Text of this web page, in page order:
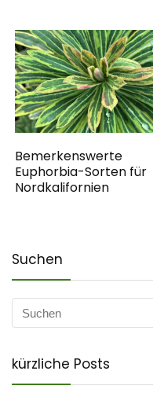
Bemerkenswerte
Euphorbia-Sorten für
Nordkalifornien
Suchen
kürzliche Posts